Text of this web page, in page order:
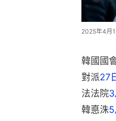
2025年4月
韓國國
對派27
法法院
韓悳洙5